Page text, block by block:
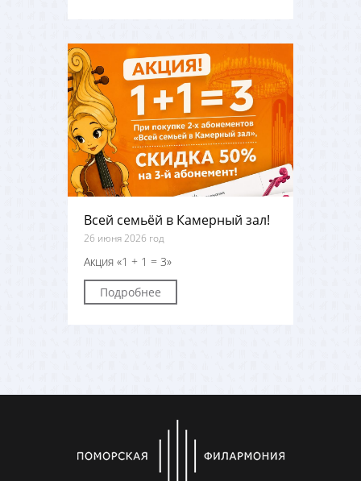
Всей семьёй в Камерный зал!
26 июня 2026 год
Акция «1 + 1 = 3»
Подробнее